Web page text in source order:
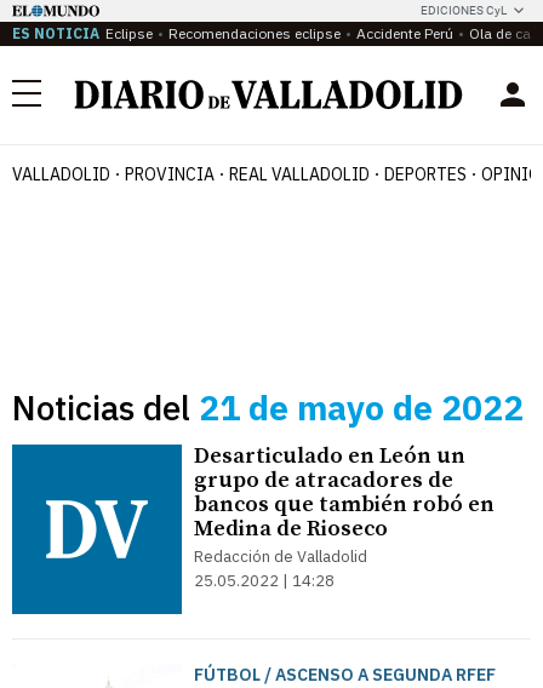
EDICIONES CyL
ES NOTICIA Eclipse Recomendaciones eclipse Accidente Perú Ola de
Menú
VALLADOLID PROVINCIA REAL VALLADOLID DEPORTES
Noticias del 21 de mayo de 2022
Desarticulado en León un
grupo de atracadores de
bancos que también robó en
Medina de Rioseco
Redacción de Valladolid
25.05.2022 | 14:28
FÚTBOL / ASCENSO A SEGUNDA RFEF